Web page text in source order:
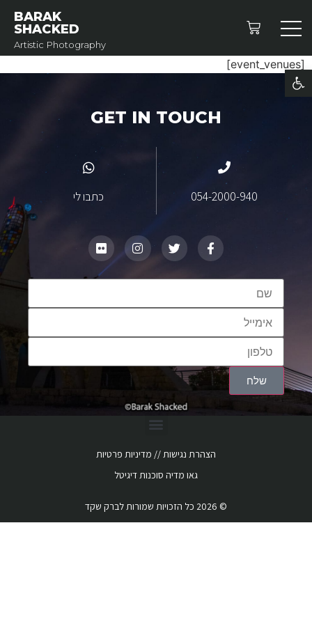
BARAK
SHACKED
Artistic Photography
[event_venues]
GET IN TOUCH
054-2000-940 כתבו לי
שלח
הצהרת נגישות‏ // מדיניות פרטיות
גאו מדיה סוכנות דיגיטל
© 2026 כל הזכויות שמורות לברק שקד
פתח סרגל נגישות